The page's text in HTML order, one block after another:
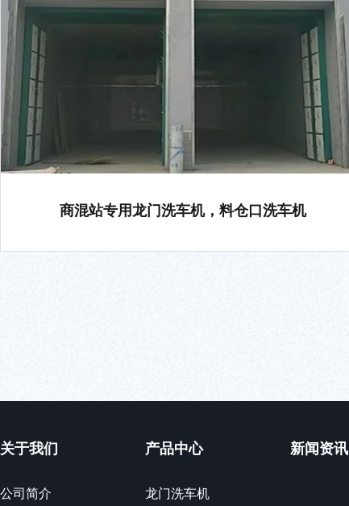
商混站专用龙门洗车机，料仓口洗车机
关于我们
公司简介
产品中心
龙门洗车机
新闻资讯